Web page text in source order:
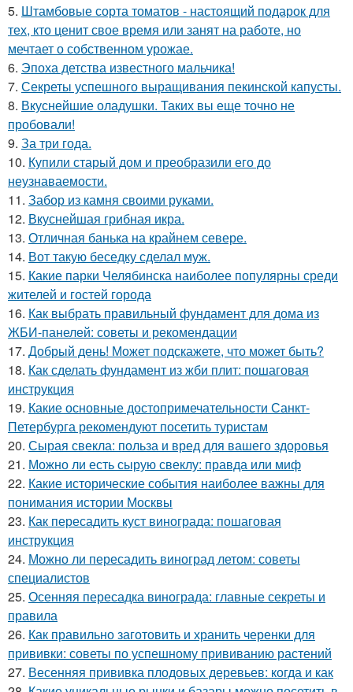
5. Штамбовые сорта томатов - настоящий подарок для
тех, кто ценит свое время или занят на работе, но
мечтает о собственном урожае.
6. Эпоха детства известного мальчика!
7. Секреты успешного выращивания пекинской капусты.
8. Вкуснейшие оладушки. Таких вы еще точно не
пробовали!
9. За три года.
10. Купили старый дом и преобразили его до
неузнаваемости.
11. Забор из камня своими руками.
12. Вкуснейшая грибная икра.
13. Отличная банька на крайнем севере.
14. Вот такую беседку сделал муж.
15. Какие парки Челябинска наиболее популярны среди
жителей и гостей города
16. Как выбрать правильный фундамент для дома из
ЖБИ-панелей: советы и рекомендации
17. Добрый день! Может подскажете, что может быть?
18. Как сделать фундамент из жби плит: пошаговая
инструкция
19. Какие основные достопримечательности Санкт-
Петербурга рекомендуют посетить туристам
20. Сырая свекла: польза и вред для вашего здоровья
21. Можно ли есть сырую свеклу: правда или миф
22. Какие исторические события наиболее важны для
понимания истории Москвы
23. Как пересадить куст винограда: пошаговая
инструкция
24. Можно ли пересадить виноград летом: советы
специалистов
25. Осенняя пересадка винограда: главные секреты и
правила
26. Как правильно заготовить и хранить черенки для
прививки: советы по успешному прививанию растений
27. Весенняя прививка плодовых деревьев: когда и как